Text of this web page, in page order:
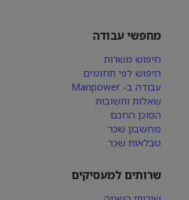
מחפשי עבודה
חיפוש משרות
חיפוש לפי תחומים
עבודה ב- Manpower
שאלות ותשובות
הסוכן החכם
מחשבון שכר
טבלאות שכר
שרותים למעסיקים